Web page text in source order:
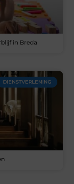
in Breda
DIENSTVERLENING